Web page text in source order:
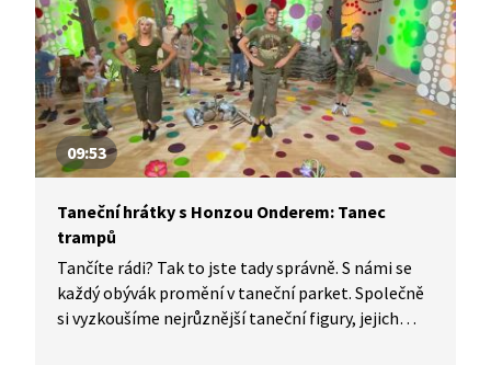
09:53
Taneční hrátky s Honzou Onderem: Tanec
trampů
Tančíte rádi? Tak to jste tady správně. S námi se
každý obývák promění v taneční parket. Společně
si vyzkoušíme nejrůznější taneční figury, jejich